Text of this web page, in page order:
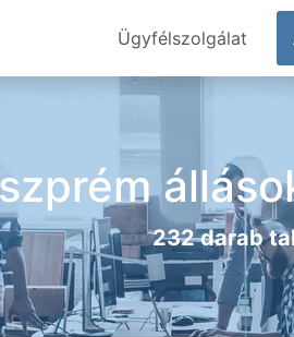
Ügyfélszolgálat
232 darab